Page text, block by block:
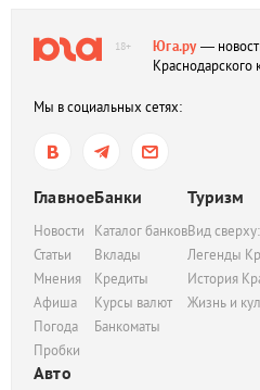
18+ Юга.ру—
Краснодарского
Мы в социальных сетях:
Главное
Новости
Статьи
Мнения
Афиша
Погода
Пробки
Банки
Каталог банков
Вклады
Кредиты
Курсы валют
Банкоматы
Туризм
Вид
Легенды
История
Жизнь и
Авто